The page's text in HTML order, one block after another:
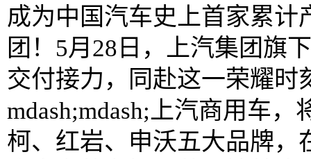
成为中国汽车史上首家累
团！5月28日，上汽集团旗
交付接力，同赴这一荣耀
mdash;mdash;上汽商用车
柯、红岩、申沃五大品牌，